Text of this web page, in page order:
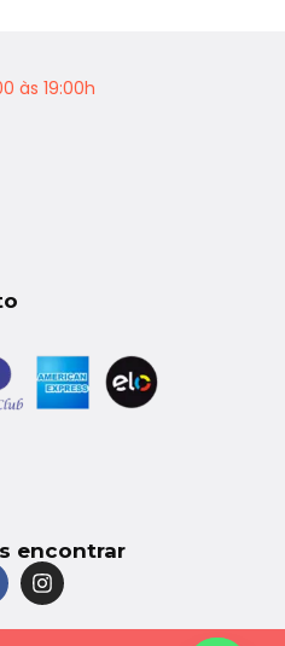
às 19:00h
encontrar